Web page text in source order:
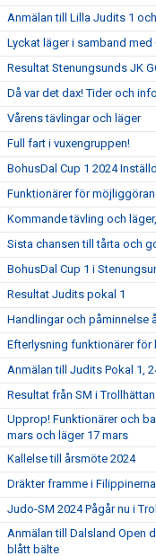
Anmälan till Lilla Judits 1
Lyckat läger i samband med
Resultat Stenungsunds JK
Då var det dax! Tider och
Vårens tävlingar och läger
Full fart i vuxengruppen!
BohusDal Cup 1 2024 Inställd
Funktionärer för
Kommande tävling och
Sista chansen till tårta och
BohusDal Cup 1 i
Resultat Judits pokal 1
Handlingar och påminnelse
Efterlysning funktionärer
Anmälan till Judits Pokal 1,
Resultat från SM i
Upprop! Funktionärer och
mars och läger 17 mars
Kallelse till årsmöte 2024
Dräkter framme i Filippinerna
Judo-SM 2024 Pågår nu i
Anmälan till Dalsland Open
blått bälte